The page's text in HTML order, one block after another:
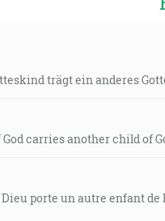
trägt ein anderes
carries another child of
porte un autre enfant